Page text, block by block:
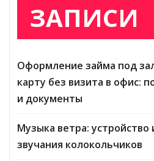
ЗАПИСИ
Оформление займа под
карту без визита в офис:
и документы
Музыка ветра:
звучания колокольчиков